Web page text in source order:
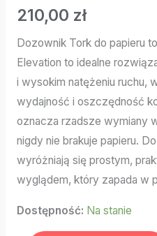
210,00 zł
Dozownik Tork do papieru
Elevation to idealne
i wysokim natężeniu ruchu,
wydajność i oszczędność
oznacza rzadsze wymiany
nigdy nie brakuje papieru.
wyróżniają się prostym,
wyglądem, który zapada w
Dostępność: Na stanie